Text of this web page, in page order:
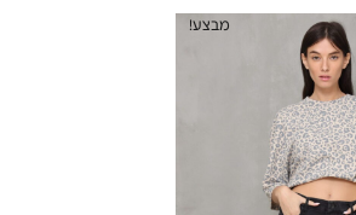
מבצע!